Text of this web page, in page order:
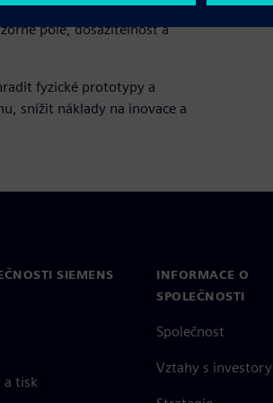
vyhodnocovat a
pole, dosažitelnost a
fyzické prototypy a
snížit náklady na inovace a
SIEMENS
a tisk
INFORMACE O
SPOLEČNOSTI
Společnost
Vztahy s investory